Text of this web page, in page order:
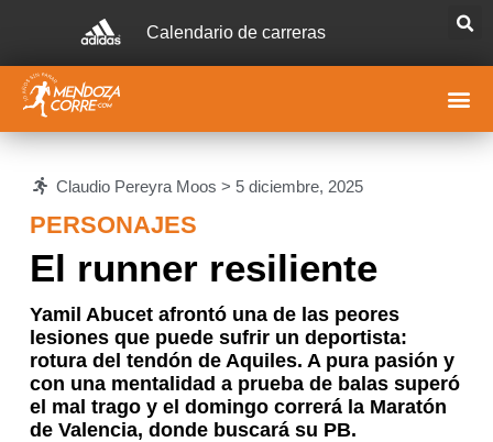
Calendario de carreras
Claudio Pereyra Moos > 5 diciembre, 2025
PERSONAJES
El runner resiliente
Yamil Abucet afrontó una de las peores
lesiones que puede sufrir un deportista:
rotura del tendón de Aquiles. A pura pasión y
con una mentalidad a prueba de balas superó
el mal trago y el domingo correrá la Maratón
de Valencia, donde buscará su PB.